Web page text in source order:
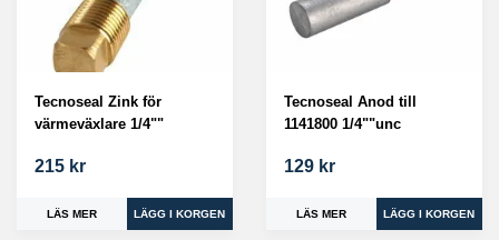
Tecnoseal Zink för
värmeväxlare 1/4""
215 kr
LÄS MER
Tecnoseal Anod till
1141800 1/4""unc
129 kr
LÄS MER